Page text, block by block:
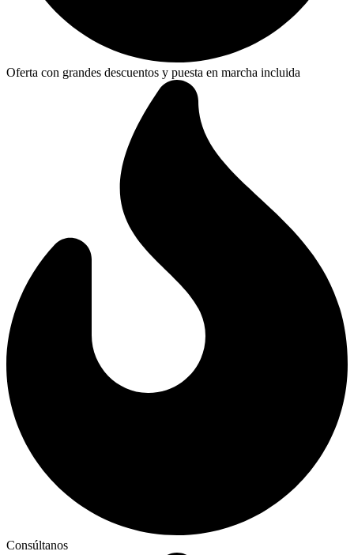
Oferta con grandes descuentos y puesta en marcha incluida
Consúltanos